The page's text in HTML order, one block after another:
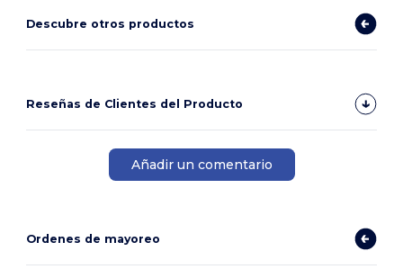
Descubre otros productos
Reseñas de Clientes del Producto
Añadir un comentario
Ordenes de mayoreo